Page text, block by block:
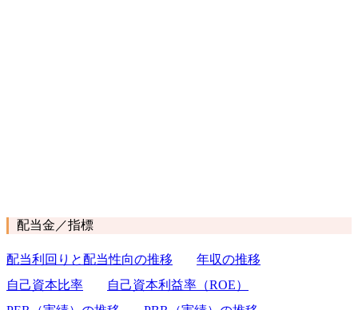
配当金／指標
配当利回りと配当性向の推移
年収の推移
自己資本比率
自己資本利益率（ROE）